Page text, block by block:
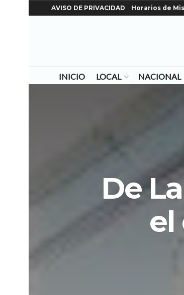
AVISO DE PRIVACIDAD Horarios de
INICIO LOCAL NACIONAL
De
el